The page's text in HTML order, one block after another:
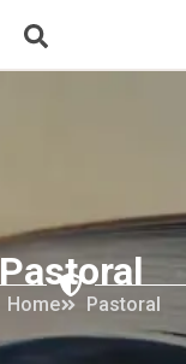
Pastoral
Home Pastoral